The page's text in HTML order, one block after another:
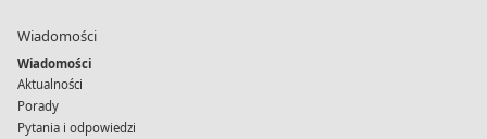
Wiadomości
Wiadomości
Aktualności
Porady
Pytania i odpowiedzi